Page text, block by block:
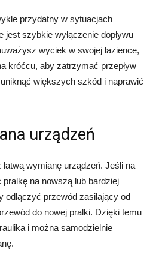
przydatny w sytuacjach
szybkie wyłączenie dopływu
wyciek w swojej łazience,
króćcu, aby zatrzymać przepływ
większych szkód i naprawić
urządzeń
wymianę urządzeń. Jeśli na
na nowszą lub bardziej
odłączyć przewód zasilający od
do nowej pralki. Dzięki temu
i można samodzielnie